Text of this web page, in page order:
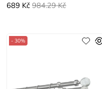
689 Kč 984.29 Kč
- 30%